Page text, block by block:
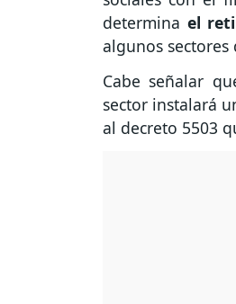
determina el
algunos
Cabe señalar
sector instalará
al decreto 5503